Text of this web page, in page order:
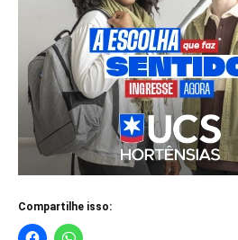
Compartilhe isso: